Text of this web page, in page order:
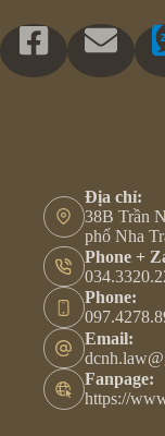
Địa chỉ:
38B Trần
phố Nha
Phone +
Phone:
Email:
Fanpage:
https://